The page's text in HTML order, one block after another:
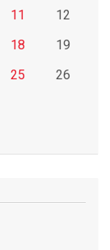
11
12
18
19
25
26